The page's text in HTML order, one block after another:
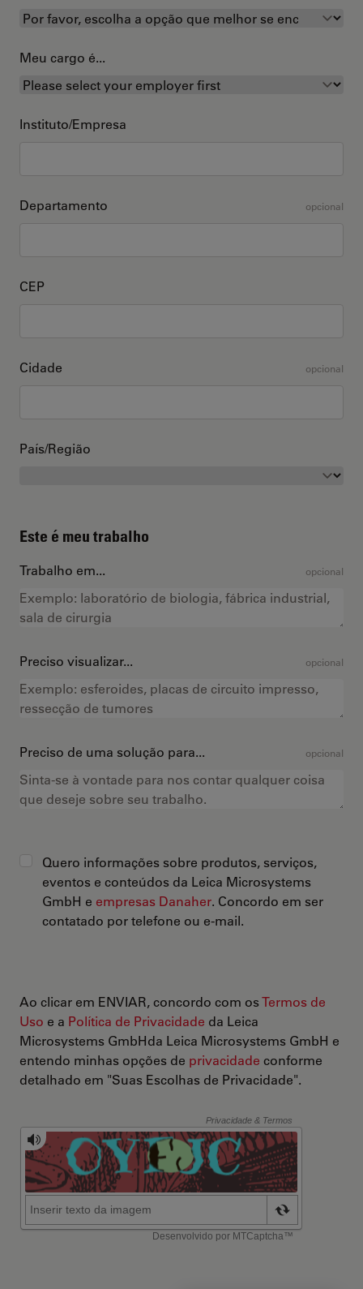
Meu cargo é...
Instituto/Empresa
Departamento opcional
CEP
Cidade opcional
País/Região
Este é meu trabalho
Trabalho em... opcional
Preciso visualizar... opcional
Preciso de uma solução para... opcional
Quero informações sobre produtos, serviços,
eventos e conteúdos da Leica Microsystems
GmbH e empresas Danaher. Concordo em ser
contatado por telefone ou e-mail.
Ao clicar em ENVIAR, concordo com osTermos de
Uso e a Política de Privacidade da Leica
Microsystems GmbHda Leica Microsystems GmbH e
entendo minhas opções de privacidade conforme
detalhado em "Suas Escolhas de Privacidade".